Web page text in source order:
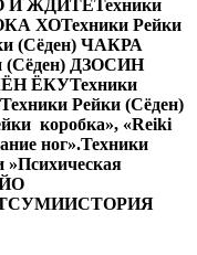
И ЖДИТЕТехники
ХОТехники Рейки
(Сёден) ЧАКРА
(Сёден) ДЗОСИН
ЁКУТехники
Техники Рейки (Сёден)
коробка», «Reiki
ног».Техники
»Психическая
ИСТОРИЯ